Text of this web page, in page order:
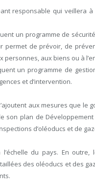
responsable qui veillera
un programme de
permet de prévoir, de
personnes, aux biens ou à
un programme de
et d’intervention.
aux mesures que
son plan de
d’oléoducs et de
du pays. En
des oléoducs et des